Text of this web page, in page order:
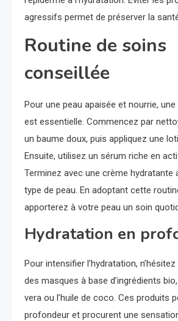
agressifs permet de préserver la
Routine de soins
conseillée
Pour une peau apaisée et nourrie,
est essentielle. Commencez par
un baume doux, puis appliquez une
Ensuite, utilisez un sérum riche en
Terminez avec une crème hydratante
type de peau. En adoptant cette
apporterez à votre peau un soin
Hydratation en
Pour intensifier l’hydratation,
des masques à base d’ingrédients
vera ou l’huile de coco. Ces produits
profondeur et procurent une